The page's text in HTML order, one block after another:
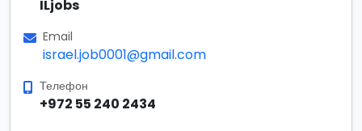
ILjobs
Email
israel.job0001@gmail.com
Телефон
+972 55 240 2434